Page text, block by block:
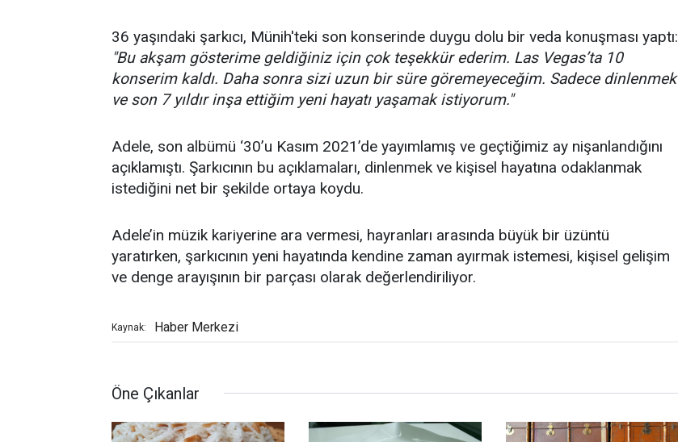
36 yaşındaki şarkıcı, Münih'teki son konserinde duygu dolu bir veda konuşması yaptı:
"Bu akşam gösterime geldiğiniz için çok teşekkür ederim. Las Vegas’ta 10
konserim kaldı. Daha sonra sizi uzun bir süre göremeyeceğim. Sadece dinlenmek
ve son 7 yıldır inşa ettiğim yeni hayatı yaşamak istiyorum."
Adele, son albümü ‘30’u Kasım 2021’de yayımlamış ve geçtiğimiz ay nişanlandığını
açıklamıştı. Şarkıcının bu açıklamaları, dinlenmek ve kişisel hayatına odaklanmak
istediğini net bir şekilde ortaya koydu.
Adele’in müzik kariyerine ara vermesi, hayranları arasında büyük bir üzüntü
yaratırken, şarkıcının yeni hayatında kendine zaman ayırmak istemesi, kişisel gelişim
ve denge arayışının bir parçası olarak değerlendiriliyor.
Kaynak: Haber Merkezi
Öne Çıkanlar